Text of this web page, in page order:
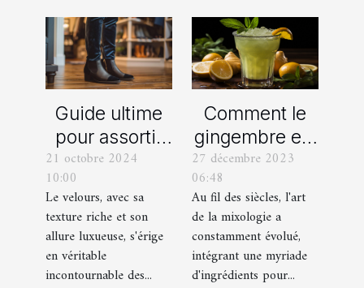
Guide ultime
pour assortir
vos
chaussures
avec des
pantalons en
velours
21 octobre 2024
10:00
Le velours, avec sa
texture riche et son
allure luxueuse, s'érige
en véritable
incontournable des...
Comment le
gingembre est
devenu un
ingrédient clé
dans la
mixologie
moderne
27 décembre 2023
06:48
Au fil des siècles, l'art
de la mixologie a
constamment évolué,
intégrant une myriade
d'ingrédients pour...